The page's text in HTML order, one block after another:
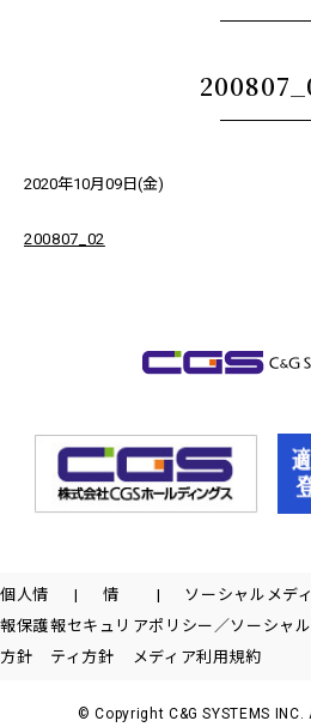
2020年10月09日(金)
200807_02
個人情
報保護
方針
情
報セキュリ
ティ方針
ソーシャルメディ
アポリシー／ソーシャル
メディア利用規約
© Copyright C&G SYSTEMS